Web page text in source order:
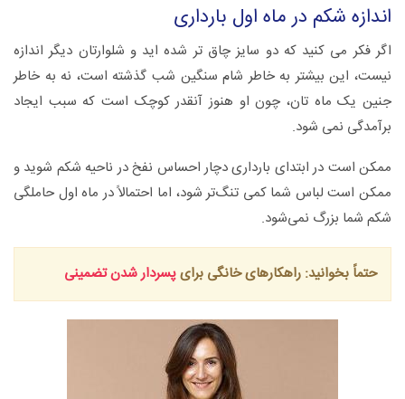
اندازه شکم در ماه اول بارداری
اگر فکر می کنید که دو سایز چاق تر شده اید و شلوارتان دیگر اندازه
نیست، این بیشتر به خاطر شام سنگین شب گذشته است، نه به خاطر
جنین یک ماه تان، چون او هنوز آنقدر کوچک است که سبب ایجاد
برآمدگی نمی شود.
ممکن است در ابتدای بارداری دچار احساس نفخ در ناحیه شکم شوید و
ممکن است لباس شما کمی تنگ‌تر شود، اما احتمالاً در ماه اول حاملگی
شکم شما بزرگ نمی‌شود.
حتماً‌ بخوانید: راهکارهای خانگی برایپسردار شدن تضمینی